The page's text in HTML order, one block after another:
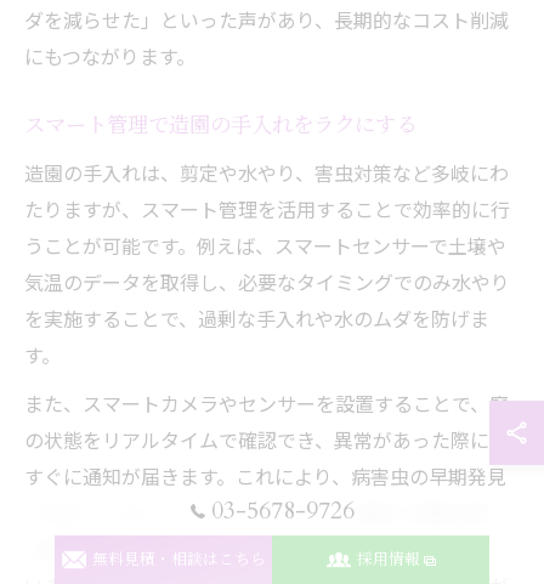
ダを減らせた」といった声があり、長期的なコスト削減
にもつながります。
スマート管理で造園の手入れをラクにする
造園の手入れは、剪定や水やり、害虫対策など多岐にわ
たりますが、スマート管理を活用することで効率的に行
うことが可能です。例えば、スマートセンサーで土壌や
気温のデータを取得し、必要なタイミングでのみ水やり
を実施することで、過剰な手入れや水のムダを防げま
す。
また、スマートカメラやセンサーを設置することで、庭
の状態をリアルタイムで確認でき、異常があった際には
すぐに通知が届きます。これにより、病害虫の早期発見
や防犯にも役立ちます。導入の際は、機器の設置位置や
通信環境に注意し、定期的なメンテナンスも忘れずに行
03-5678-9726
無料見積・相談はこちら 採用情報